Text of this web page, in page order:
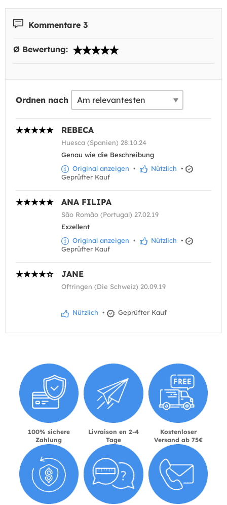
Kommentare 3
Ø Bewertung:
Ordnen nach
REBECA
Huesca (Spanien) 28.10.24
Genau wie die Beschreibung
Original anzeigen • Nützlich •
Geprüfter Kauf
ANA FILIPA
São Romão (Portugal) 27.02.19
Exzellent
Original anzeigen • Nützlich •
Geprüfter Kauf
JANE
Oftringen (Die Schweiz) 20.09.19
Nützlich • Geprüfter Kauf
100% sichere
Zahlung
Livraison en 2-4
Tage
Kostenloser
Versand ab 75€